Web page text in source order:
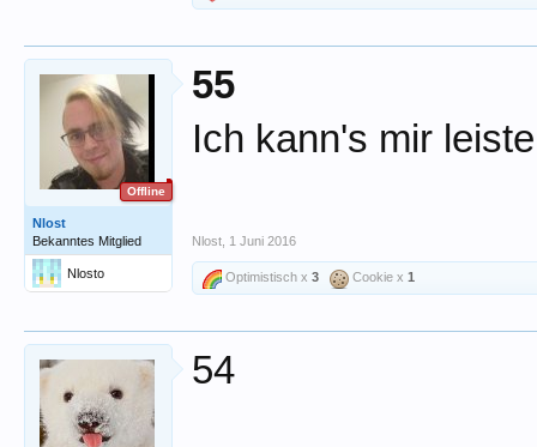
Offline
Nlost
Bekanntes Mitglied
Nlosto
55
Ich kann's mir
Nlost 1 Juni 2016
Optimistisch x 3 Cookie x 1
54